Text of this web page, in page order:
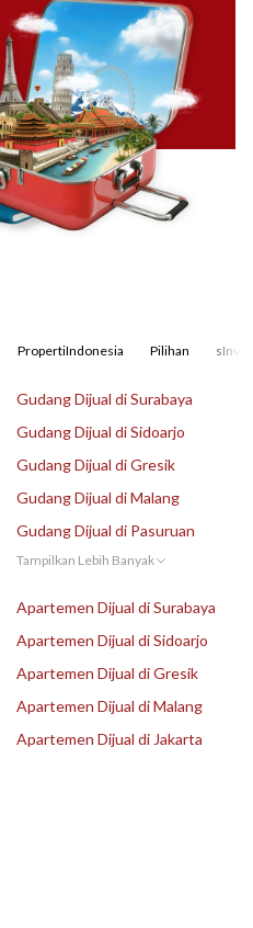
PropertiIndonesia Pilihan
Gudang Dijual di Surabaya
Gudang Dijual di Sidoarjo
Gudang Dijual di Gresik
Gudang Dijual di Malang
Gudang Dijual di Pasuruan
Tampilkan Lebih Banyak
Apartemen Dijual di Surabaya
Apartemen Dijual di Sidoarjo
Apartemen Dijual di Gresik
Apartemen Dijual di Malang
Apartemen Dijual di Jakarta